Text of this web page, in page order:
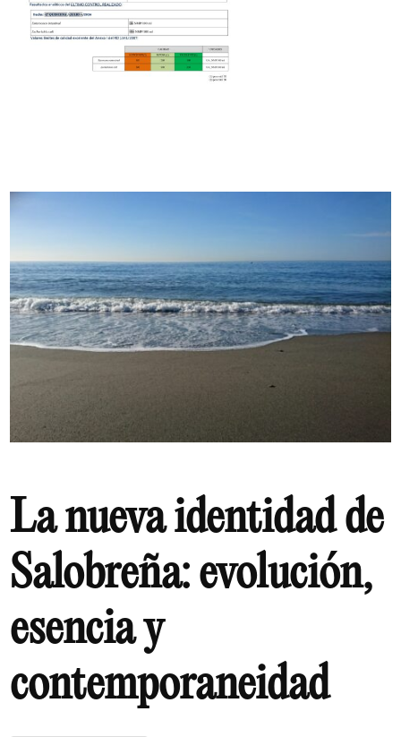
La nueva identidad de
Salobreña: evolución,
esencia y
contemporaneidad